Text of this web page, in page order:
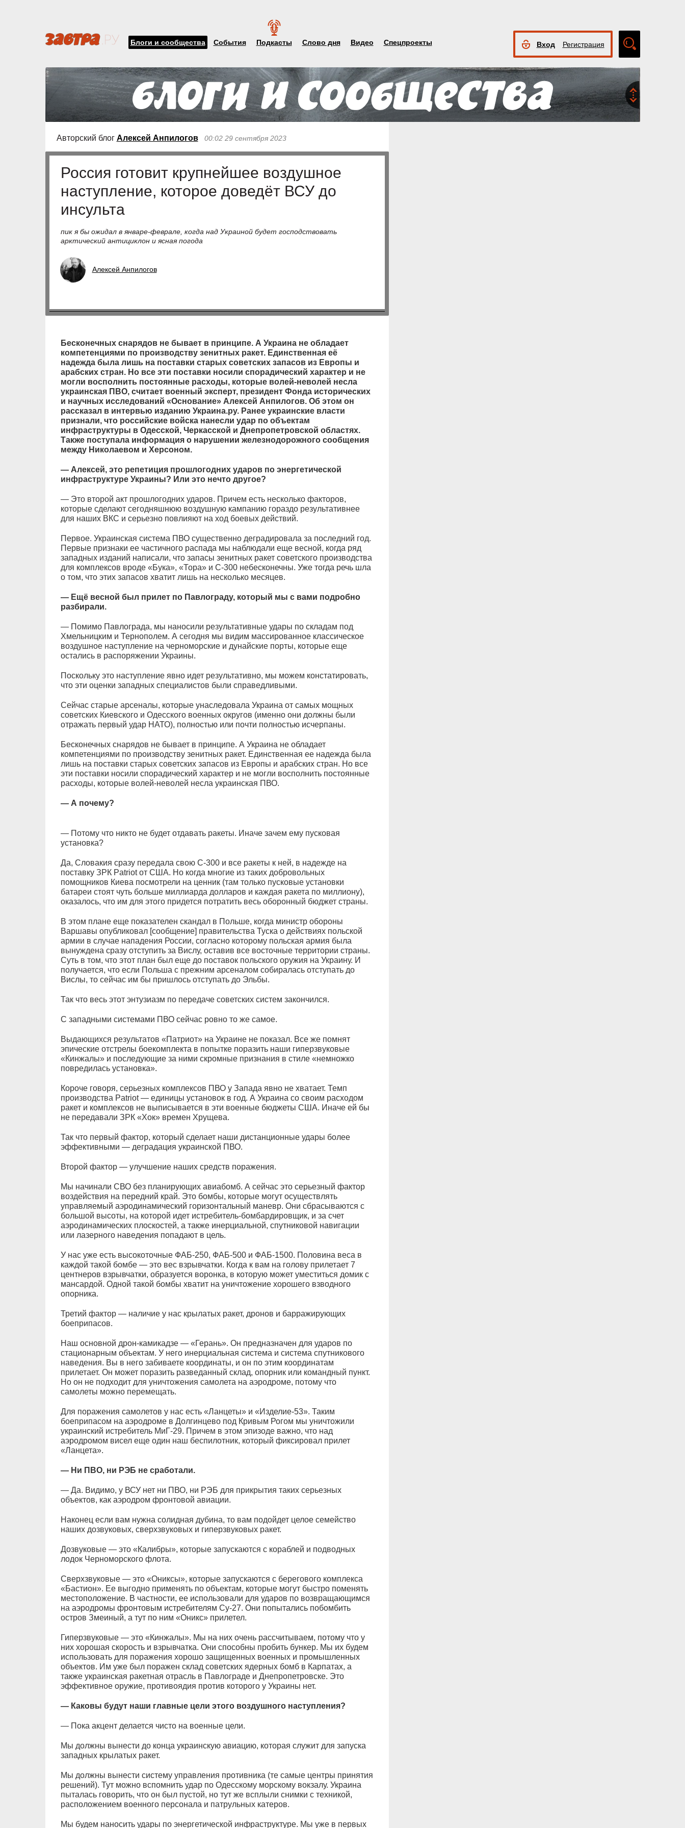
Блоги и сообщества События Подкасты Слово дня Видео Спецпроекты Вход Регистрация
поиск
Авторский блог Алексей Анпилогов 00:02 29 сентября 2023
Россия готовит крупнейшее воздушное
наступление, которое доведёт ВСУ до
инсульта
пик я бы ожидал в январе-феврале, когда над Украиной будет господствовать
арктический антициклон и ясная погода
Алексей Анпилогов
Бесконечных снарядов не бывает в принципе. А Украина не обладает
компетенциями по производству зенитных ракет. Единственная её
надежда была лишь на поставки старых советских запасов из Европы и
арабских стран. Но все эти поставки носили спорадический характер и не
могли восполнить постоянные расходы, которые волей-неволей несла
украинская ПВО, считает военный эксперт, президент Фонда исторических
и научных исследований «Основание» Алексей Анпилогов. Об этом он
рассказал в интервью изданию Украина.ру. Ранее украинские власти
признали, что российские войска нанесли удар по объектам
инфраструктуры в Одесской, Черкасской и Днепропетровской областях.
Также поступала информация о нарушении железнодорожного сообщения
между Николаевом и Херсоном.
— Алексей, это репетиция прошлогодних ударов по энергетической
инфраструктуре Украины? Или это нечто другое?
— Это второй акт прошлогодних ударов. Причем есть несколько факторов,
которые сделают сегодняшнюю воздушную кампанию гораздо результативнее
для наших ВКС и серьезно повлияют на ход боевых действий.
Первое. Украинская система ПВО существенно деградировала за последний год.
Первые признаки ее частичного распада мы наблюдали еще весной, когда ряд
западных изданий написали, что запасы зенитных ракет советского производства
для комплексов вроде «Бука», «Тора» и С-300 небесконечны. Уже тогда речь шла
о том, что этих запасов хватит лишь на несколько месяцев.
— Ещё весной был прилет по Павлограду, который мы с вами подробно
разбирали.
— Помимо Павлограда, мы наносили результативные удары по складам под
Хмельницким и Тернополем. А сегодня мы видим массированное классическое
воздушное наступление на черноморские и дунайские порты, которые еще
остались в распоряжении Украины.
Поскольку это наступление явно идет результативно, мы можем констатировать,
что эти оценки западных специалистов были справедливыми.
Сейчас старые арсеналы, которые унаследовала Украина от самых мощных
советских Киевского и Одесского военных округов (именно они должны были
отражать первый удар НАТО), полностью или почти полностью исчерпаны.
Бесконечных снарядов не бывает в принципе. А Украина не обладает
компетенциями по производству зенитных ракет. Единственная ее надежда была
лишь на поставки старых советских запасов из Европы и арабских стран. Но все
эти поставки носили спорадический характер и не могли восполнить постоянные
расходы, которые волей-неволей несла украинская ПВО.
— А почему?
— Потому что никто не будет отдавать ракеты. Иначе зачем ему пусковая
установка?
Да, Словакия сразу передала свою С-300 и все ракеты к ней, в надежде на
поставку ЗРК Patriot от США. Но когда многие из таких добровольных
помощников Киева посмотрели на ценник (там только пусковые установки
батареи стоят чуть больше миллиарда долларов и каждая ракета по миллиону),
оказалось, что им для этого придется потратить весь оборонный бюджет страны.
В этом плане еще показателен скандал в Польше, когда министр обороны
Варшавы опубликовал [сообщение] правительства Туска о действиях польской
армии в случае нападения России, согласно которому польская армия была
вынуждена сразу отступить за Вислу, оставив все восточные территории страны.
Суть в том, что этот план был еще до поставок польского оружия на Украину. И
получается, что если Польша с прежним арсеналом собиралась отступать до
Вислы, то сейчас им бы пришлось отступать до Эльбы.
Так что весь этот энтузиазм по передаче советских систем закончился.
С западными системами ПВО сейчас ровно то же самое.
Выдающихся результатов «Патриот» на Украине не показал. Все же помнят
эпические отстрелы боекомплекта в попытке поразить наши гиперзвуковые
«Кинжалы» и последующие за ними скромные признания в стиле «немножко
повредилась установка».
Короче говоря, серьезных комплексов ПВО у Запада явно не хватает. Темп
производства Patriot — единицы установок в год. А Украина со своим расходом
ракет и комплексов не выписывается в эти военные бюджеты США. Иначе ей бы
не передавали ЗРК «Хок» времен Хрущева.
Так что первый фактор, который сделает наши дистанционные удары более
эффективными — деградация украинской ПВО.
Второй фактор — улучшение наших средств поражения.
Мы начинали СВО без планирующих авиабомб. А сейчас это серьезный фактор
воздействия на передний край. Это бомбы, которые могут осуществлять
управляемый аэродинамический горизонтальный маневр. Они сбрасываются с
большой высоты, на которой идет истребитель-бомбардировщик, и за счет
аэродинамических плоскостей, а также инерциальной, спутниковой навигации
или лазерного наведения попадают в цель.
У нас уже есть высокоточные ФАБ-250, ФАБ-500 и ФАБ-1500. Половина веса в
каждой такой бомбе — это вес взрывчатки. Когда к вам на голову прилетает 7
центнеров взрывчатки, образуется воронка, в которую может уместиться домик с
мансардой. Одной такой бомбы хватит на уничтожение хорошего взводного
опорника.
Третий фактор — наличие у нас крылатых ракет, дронов и барражирующих
боеприпасов.
Наш основной дрон-камикадзе — «Герань». Он предназначен для ударов по
стационарным объектам. У него инерциальная система и система спутникового
наведения. Вы в него забиваете координаты, и он по этим координатам
прилетает. Он может поразить разведанный склад, опорник или командный пункт.
Но он не подходит для уничтожения самолета на аэродроме, потому что
самолеты можно перемещать.
Для поражения самолетов у нас есть «Ланцеты» и «Изделие-53». Таким
боеприпасом на аэродроме в Долгинцево под Кривым Рогом мы уничтожили
украинский истребитель МиГ-29. Причем в этом эпизоде важно, что над
аэродромом висел еще один наш беспилотник, который фиксировал прилет
«Ланцета».
— Ни ПВО, ни РЭБ не сработали.
— Да. Видимо, у ВСУ нет ни ПВО, ни РЭБ для прикрытия таких серьезных
объектов, как аэродром фронтовой авиации.
Наконец если вам нужна солидная дубина, то вам подойдет целое семейство
наших дозвуковых, сверхзвуковых и гиперзвуковых ракет.
Дозвуковые — это «Калибры», которые запускаются с кораблей и подводных
лодок Черноморского флота.
Сверхзвуковые — это «Ониксы», которые запускаются с берегового комплекса
«Бастион». Ее выгодно применять по объектам, которые могут быстро поменять
местоположение. В частности, ее использовали для ударов по возвращающимся
на аэродромы фронтовым истребителям Су-27. Они попытались побомбить
остров Змеиный, а тут по ним «Оникс» прилетел.
Гиперзвуковые — это «Кинжалы». Мы на них очень рассчитываем, потому что у
них хорошая скорость и взрывчатка. Они способны пробить бункер. Мы их будем
использовать для поражения хорошо защищенных военных и промышленных
объектов. Им уже был поражен склад советских ядерных бомб в Карпатах, а
также украинская ракетная отрасль в Павлограде и Днепропетровске. Это
эффективное оружие, противоядия против которого у Украины нет.
— Каковы будут наши главные цели этого воздушного наступления?
— Пока акцент делается чисто на военные цели.
Мы должны вынести до конца украинскую авиацию, которая служит для запуска
западных крылатых ракет.
Мы должны вынести систему управления противника (те самые центры принятия
решений). Тут можно вспомнить удар по Одесскому морскому вокзалу. Украина
пыталась говорить, что он был пустой, но тут же всплыли снимки с техникой,
расположением военного персонала и патрульных катеров.
Мы будем наносить удары по энергетической инфраструктуре. Мы уже в первых